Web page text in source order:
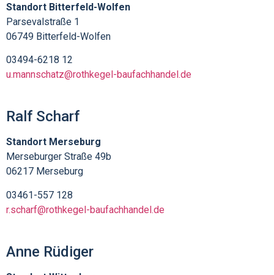
Standort Bitterfeld-Wolfen
Parsevalstraße 1
06749 Bitterfeld-Wolfen
03494-6218 12
u.mannschatz@rothkegel-baufachhandel.de
Ralf Scharf
Standort Merseburg
Merseburger Straße 49b
06217 Merseburg
03461-557 128
r.scharf@rothkegel-baufachhandel.de
Anne Rüdiger